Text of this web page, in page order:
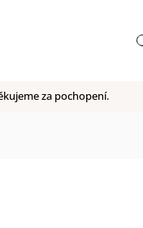
Moje
za pochopení.